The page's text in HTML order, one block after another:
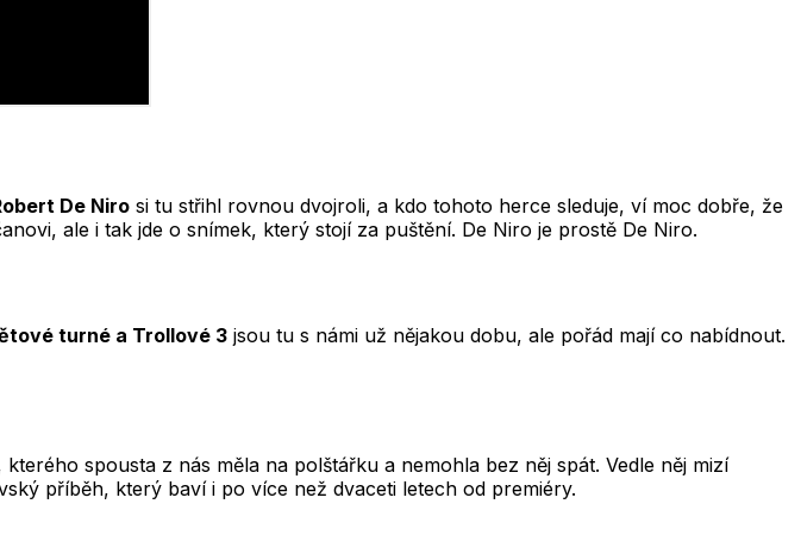
De Niro si tu střihl rovnou dvojroli, a kdo tohoto herce sleduje, ví moc dobře, že
ale i tak jde o snímek, který stojí za puštění. De Niro je prostě De Niro.
turné a Trollové 3 jsou tu s námi už nějakou dobu, ale pořád mají co nabídnout.
kterého spousta z nás měla na polštářku a nemohla bez něj spát. Vedle něj mizí
příběh, který baví i po více než dvaceti letech od premiéry.